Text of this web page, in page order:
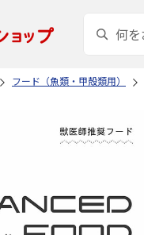
フード（魚類・甲殻類用）